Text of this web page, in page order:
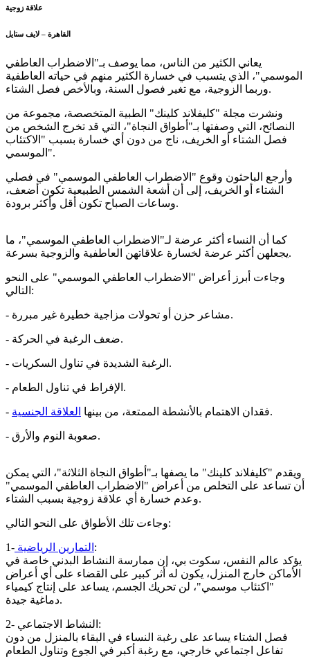
علاقة زوجية
القاهرة – لايف ستايل
يعاني الكثير من الناس، مما يوصف بـ"الاضطراب العاطفي
الموسمي"، الذي يتسبب في خسارة الكثير منهم في حياته العاطفية
وربما الزوجية، مع تغير فصول السنة، وبالأخص فصل الشتاء.
ونشرت مجلة "كليفلاند كلينك" الطبية المتخصصة، مجموعة من
النصائح، التي وصفتها بـ"أطواق النجاة"، التي قد تخرج الشخص من
فصل الشتاء أو الخريف، ناج من دون أي خسارة بسبب "الاكتئاب
الموسمي".
وأرجع الباحثون وقوع "الاضطراب العاطفي الموسمي" في فصلي
الشتاء أو الخريف، إلى أن أشعة الشمس الطبيعية تكون أضعف،
وساعات الصباح تكون أقل وأكثر برودة.
كما أن النساء أكثر عرضة لـ"الاضطراب العاطفي الموسمي"، ما
يجعلهن أكثر عرضة لخسارة علاقاتهن العاطفية والزوجية بسرعة.
وجاءت أبرز أعراض "الاضطراب العاطفي الموسمي" على النحو
التالي:
- مشاعر حزن أو تحولات مزاجية خطيرة غير مبررة.
- ضعف الرغبة في الحركة.
- الرغبة الشديدة في تناول السكريات.
- الإفراط في تناول الطعام.
- فقدان الاهتمام بالأنشطة الممتعة، من بينها العلاقة الجنسية .
- صعوبة النوم والأرق.
ويقدم "كليفلاند كلينك" ما يصفها بـ"أطواق النجاة الثلاثة"، التي يمكن
أن تساعد على التخلص من أعراض "الاضطراب العاطفي الموسمي"
وعدم خسارة أي علاقة زوجية بسبب الشتاء.
وجاءت تلك الأطواق على النحو التالي:
1- التمارين الرياضية :
يؤكد عالم النفس، سكوت بي، إن ممارسة النشاط البدني خاصة في
الأماكن خارج المنزل، يكون له أثر كبير على القضاء على أي أعراض
"اكتئاب موسمي"، لن تحريك الجسم، يساعد على إنتاج كيمياء
دماغية جيدة.
2- النشاط الاجتماعي:
فصل الشتاء يساعد على رغبة النساء في البقاء بالمنزل من دون
تفاعل اجتماعي خارجي، مع رغبة أكبر في الجوع وتناول الطعام